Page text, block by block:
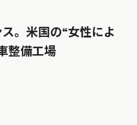
。米国の“女性によ
整備工場